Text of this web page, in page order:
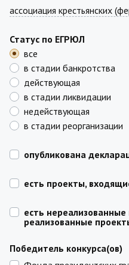
ассоциация крестьянских
Статус по ЕГРЮЛ
все
в стадии банкротства
действующая
в стадии ликвидации
недействующая
в стадии реорганизации
опубликована
есть проекты,
есть
реализованные
Победитель конкурса(ов)